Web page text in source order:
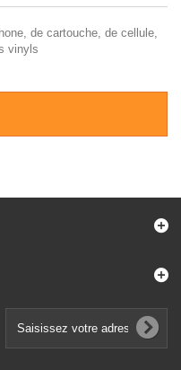
de cartouche, de cellule,
vinyls